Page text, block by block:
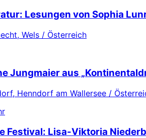
Lesungen von Sophia
Wels / Österreich
Jungmaier aus
Henndorf am Wallersee /
Festival: Lisa-Viktoria